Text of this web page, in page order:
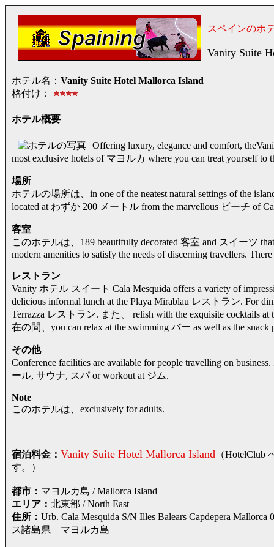
スペインのホ
Vanity Suite
ホテル名： Vanity Suite Hotel Mallorca Island
格付け：
ホテル概要
Offering luxury, elegance and comfort,
most exclusive hotels of マヨルカ where you can treat yourself to
場所
ホテルの場所は、in one of the neatest natural settings of the
located at わずか 200 メートル from the marvellous ビーチ of
客室
このホテルは、189 beautifully decorated 客室 and スイーツ
modern amenities to satisfy the needs of discerning travellers.
レストラン
Vanity ホテル スイート Cala Mesquida offers a variety of
delicious informal lunch at the Playa Mirablau レストラン. For
Terrazza レストラン. また、 relish with the exquisite cocktails at
在の間、you can relax at the swimming バー as well as the snack
その他
Conference facilities are available for people travelling on
ール, サウナ, スパ or workout at ジム.
Note
このホテルは、exclusively for adults.
宿泊料金： Vanity Suite Hotel Mallorca Island （
す。）
都市： マヨルカ島 / Mallorca Island
エリア： 北東部 / North East
住所： Urb. Cala Mesquida S/N Illes Balears Capdepera
ス諸島県 マヨルカ島